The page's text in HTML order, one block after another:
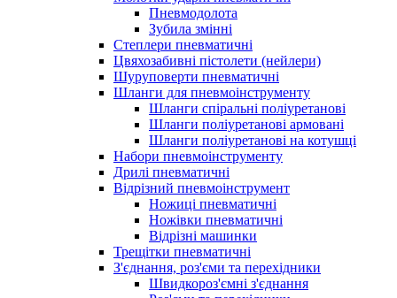
Пневмодолота
Зубила змінні
Степлери пневматичні
Цвяхозабивні пістолети (нейлери)
Шуруповерти пневматичні
Шланги для пневмоінструменту
Шланги спіральні поліуретанові
Шланги поліуретанові армовані
Шланги поліуретанові на котушці
Набори пневмоінструменту
Дрилі пневматичні
Відрізний пневмоінструмент
Ножиці пневматичні
Ножівки пневматичні
Відрізні машинки
Трещітки пневматичні
З'єднання, роз'єми та перехідники
Швидкороз'ємні з'єднання